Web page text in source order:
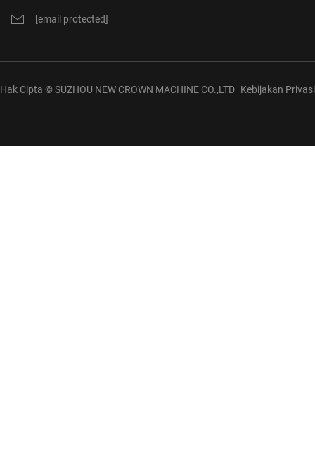
[email protected]
Hak Cipta © SUZHOU NEW CROWN MACHINE CO.,LTD Kebijakan Privasi